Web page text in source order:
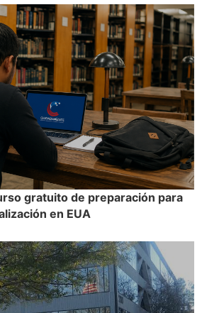
gratuito de preparación para
en EUA